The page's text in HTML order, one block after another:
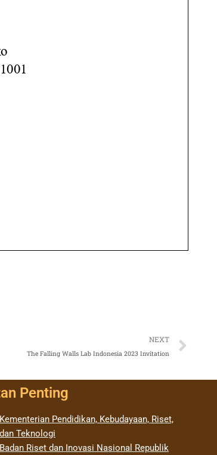
NEXT
The Falling Walls Lab Indonesia 2023 Invitation
Penting
Kementerian Pendidikan, Kebudayaan, Riset,
dan Teknologi
Badan Riset dan Inovasi Nasional Republik